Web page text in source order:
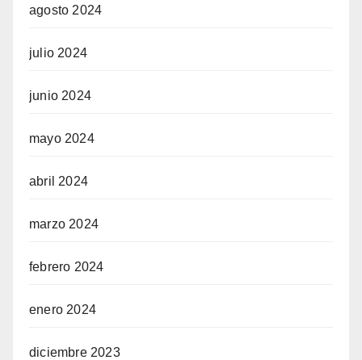
agosto 2024
julio 2024
junio 2024
mayo 2024
abril 2024
marzo 2024
febrero 2024
enero 2024
diciembre 2023